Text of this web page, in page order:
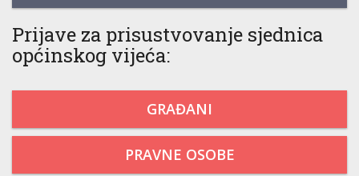
Prijave za prisustvovanje sjednica
općinskog vijeća:
GRAĐANI
PRAVNE OSOBE